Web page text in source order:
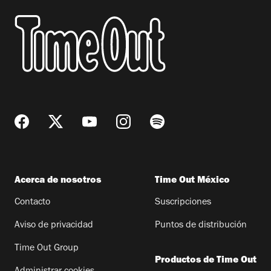
Acerca de nosotros
Contacto
Aviso de privacidad
Time Out Group
Time Out México
Suscripciones
Puntos de distribución
Productos de Time Out